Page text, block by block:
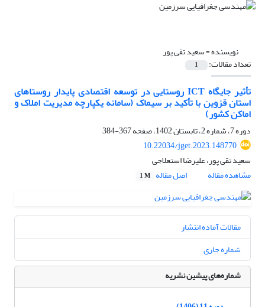
نویسنده =سعید تقی پور
تعداد مقالات: 1
تأثیر جایگاه ICT روستایی در توسعه اقتصادی پایدار روستاهای
استان قزوین با تأکید بر سیماک (سامانه یکپارچه مدیریت املاک و
اماکن کشور)
دوره 7، شماره 2، تابستان 1402، صفحه
367-384
10.22034/jget.2023.148770
سعید تقی پور، علیرضا استعلاجی
مشاهده مقاله
اصل مقاله 1 M
مقالات آماده انتشار
شماره جاری
شماره‌های پیشین نشریه